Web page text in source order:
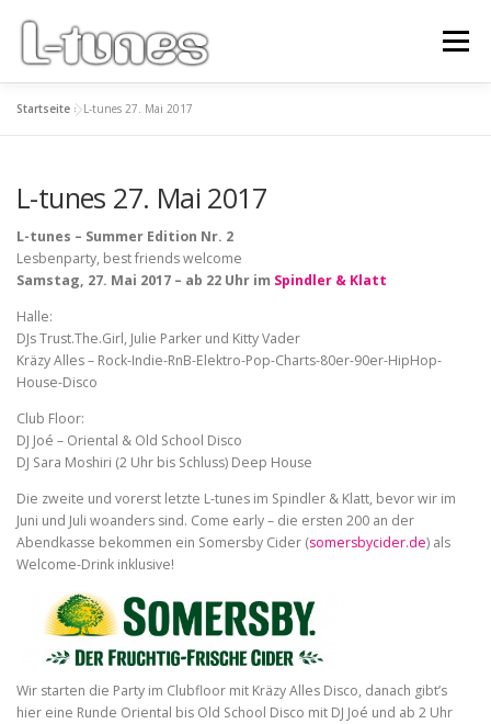
Inhalt
springen
Menü
COMMUNITY IMPRESSUM
Startseite »L-tunes 27. Mai 2017
L-tunes 27. Mai 2017
L-tunes – Summer Edition Nr. 2
Lesbenparty, best friends welcome
Samstag, 27. Mai 2017 – ab 22 Uhr im Spindler & Klatt
Halle:
DJs Trust.The.Girl, Julie Parker und Kitty Vader
Kräzy Alles – Rock-Indie-RnB-Elektro-Pop-Charts-80er-90er-HipHop-
House-Disco
Club Floor:
DJ Joé – Oriental & Old School Disco
DJ Sara Moshiri (2 Uhr bis Schluss) Deep House
Die zweite und vorerst letzte L-tunes im Spindler & Klatt, bevor wir im
Juni und Juli woanders sind. Come early – die ersten 200 an der
Abendkasse bekommen ein Somersby Cider (somersbycider.de) als
Welcome-Drink inklusive!
Wir starten die Party im Clubfloor mit Kräzy Alles Disco, danach gibt’s
hier eine Runde Oriental bis Old School Disco mit DJ Joé und ab 2 Uhr